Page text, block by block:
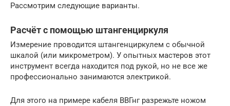
Рассмотрим следующие варианты.
Расчёт с помощью штангенциркуля
Измерение проводится штангенциркулем с обычной
шкалой (или микрометром). У опытных мастеров этот
инструмент всегда находится под рукой, но не все же
профессионально занимаются электрикой.
Для этого на примере кабеля ВВГнг разрежьте ножом